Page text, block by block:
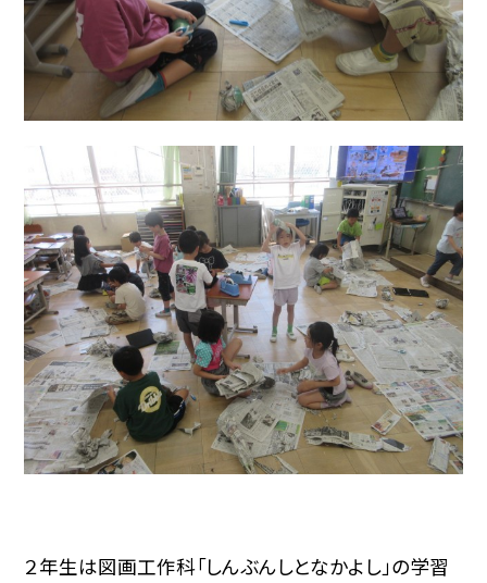
２年生は図画工作科「しんぶんしとなかよし」の学習